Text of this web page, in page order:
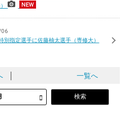
）
指定選手に佐藤柚太選手（専修大）
│ 一覧へ